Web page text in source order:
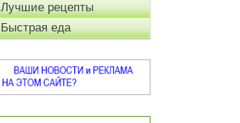
Лучшие рецепты
Быстрая еда